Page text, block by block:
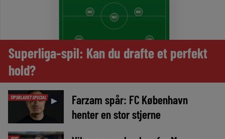
Superliga-spil: Kan du drafte et perfekt
hold?
TIPSBLADET SPECIAL ►
Farzam spår: FC København
henter en stor stjerne